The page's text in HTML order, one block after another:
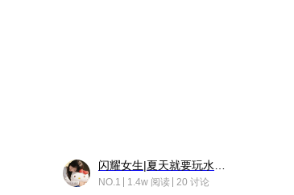
NO.1 1.4w 阅读 20 讨论